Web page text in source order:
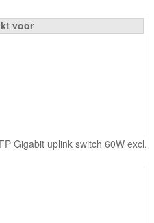
voor
Gigabit uplink switch 60W excl.